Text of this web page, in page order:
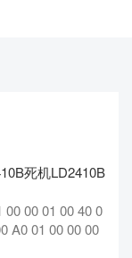
死机LD2410B
00 01 00 40 0
A0 01 00 00 00